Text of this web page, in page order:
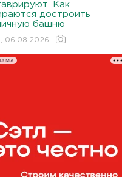
Как
достроить
башню
06.08.2026